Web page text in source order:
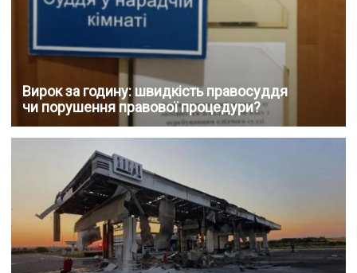
Вирок за годину: швидкість правосуддя
чи порушення правової процедури?